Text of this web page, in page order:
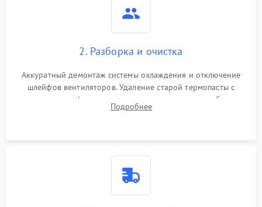
2. Разборка и очистка
Аккуратный демонтаж системы охлаждения и отключение
шлейфов вентиляторов. Удаление старой термопасты с
кристалла графического чипа и термопрокладок с банок
памяти и зоны VRM. Очистка платы от пыли и окислов.
Подробнее